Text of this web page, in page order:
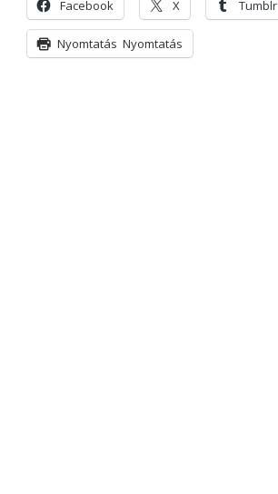
Facebook X Tumblr
Nyomtatás Nyomtatás